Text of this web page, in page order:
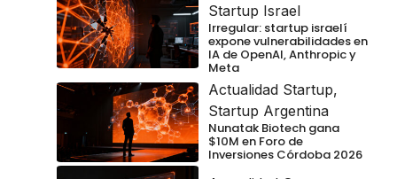
Startup Israel
Irregular: startup israelí
expone vulnerabilidades en
IA de OpenAI, Anthropic y
Meta
Actualidad Startup,
Startup Argentina
Nunatak Biotech gana
$10M en Foro de
Inversiones Córdoba 2026